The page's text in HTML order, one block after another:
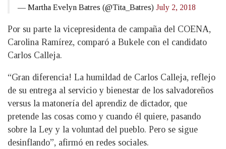
— Martha Evelyn Batres (@Tita_Batres) July 2, 2018
Por su parte la vicepresidenta de campaña del COENA,
Carolina Ramírez, comparó a Bukele con el candidato
Carlos Calleja.
“Gran diferencia! La humildad de Carlos Calleja, reflejo
de su entrega al servicio y bienestar de los salvadoreños
versus la matonería del aprendiz de dictador, que
pretende las cosas como y cuando él quiere, pasando
sobre la Ley y la voluntad del pueblo. Pero se sigue
desinflando”, afirmó en redes sociales.